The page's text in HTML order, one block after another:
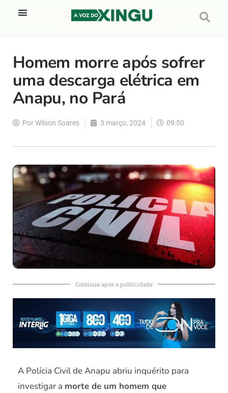
Homem morre após sofrer
uma descarga elétrica em
Anapu, no Pará
PorWilson Soares 3 março, 2024 09:50
Continua após a publicidade
A Polícia Civil de Anapu abriu inquérito para
investigar a morte de um homem que